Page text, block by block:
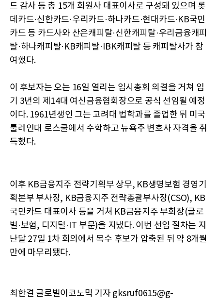
드 감사 등 총 15개 회원사 대표이사로 구성돼 있으며 롯
데카드·신한카드·우리카드·하나카드·현대카드·KB국민
카드 등 카드사와 산은캐피탈·신한캐피탈·우리금융캐피
탈·하나캐피탈·KB캐피탈·IBK캐피탈 등 캐피탈사가 참
여했다.
이 후보자는 오는 16일 열리는 임시총회 의결을 거쳐 임
기 3년의 제14대 여신금융협회장으로 공식 선임될 예정
이다. 1961년생인 그는 고려대 법학과를 졸업한 뒤 미국
툴레인대 로스쿨에서 수학하고 뉴욕주 변호사 자격을 취
득했다.
이후 KB금융지주 전략기획부 상무, KB생명보험 경영기
획본부 부사장, KB금융지주 전략총괄부사장(CSO), KB
국민카드 대표이사 등을 거쳐 KB금융지주 부회장(글로
벌·보험, 디지털·IT 부문)을 지냈다. 이번 선임 절차는 지
난달 27일 1차 회의에서 복수 후보가 압축된 뒤 약 8개월
만에 마무리됐다.
최한결 글로벌이코노믹 기자 gksruf0615@g-